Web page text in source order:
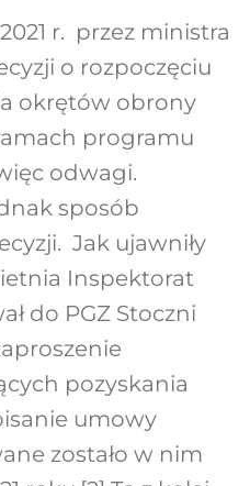
r. przez ministra
o rozpoczęciu
okrętów obrony
programu
odwagi.
sposób
Jak ujawniły
Inspektorat
do PGZ Stoczni
pozyskania
umowy
zostało w nim